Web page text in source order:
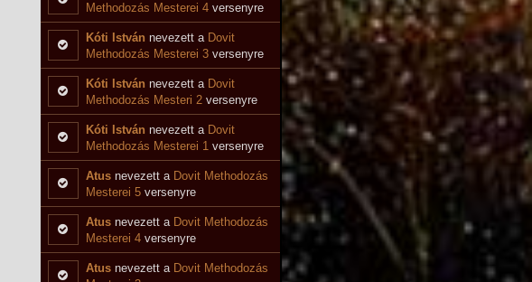
Methodozás Mesterei 4 versenyre
Kóti István nevezett a Dovit
Methodozás Mesterei 3versenyre
Kóti István nevezett a Dovit
Methodozás Mesteri 2versenyre
Kóti István nevezett a Dovit
Methodozás Mesterei 1versenyre
Atusnevezett a Dovit Methodozás
Mesterei 5versenyre
Atusnevezett a Dovit Methodozás
Mesterei 4 versenyre
Atusnevezett a Dovit Methodozás